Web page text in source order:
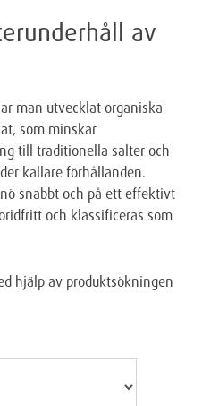
av
man utvecklat organiska
som minskar
till traditionella salter och
kallare förhållanden.
snabbt och på ett effektivt
och klassificeras som
hjälp av produktsökningen